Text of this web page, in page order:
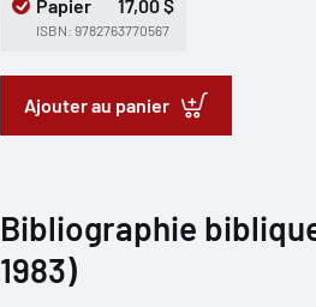
Papier 17,00 $
ISBN: 9782763770567
Ajouter au panier
Bibliographie
1983)